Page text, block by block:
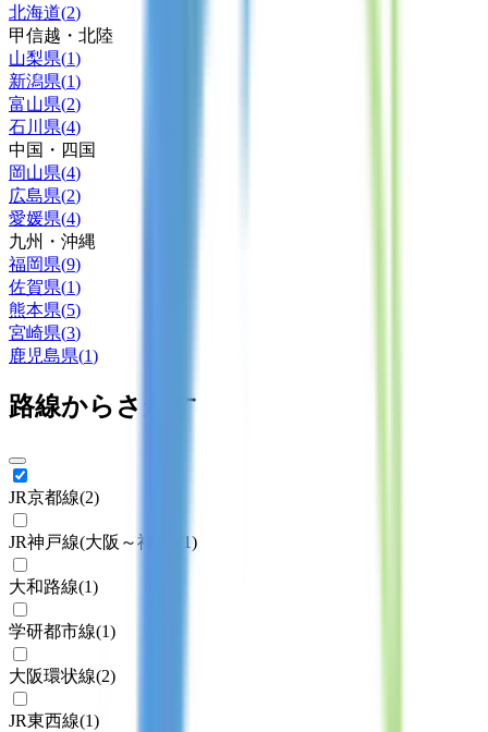
北海道(2)
甲信越・北陸
山梨県(1)
新潟県(1)
富山県(2)
石川県(4)
中国・四国
岡山県(4)
広島県(2)
愛媛県(4)
九州・沖縄
福岡県(9)
佐賀県(1)
熊本県(5)
宮崎県(3)
鹿児島県(1)
路線からさがす
JR京都線(2)
JR神戸線(大阪～神戸) 1)
大和路線(1)
学研都市線(1)
大阪環状線(2)
JR東西線(1)